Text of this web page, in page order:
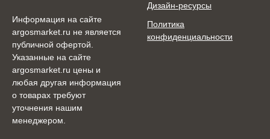
Информация на сайте
argosmarket.ru не является
публичной офертой.
Указанные на сайте
argosmarket.ru цены и
любая другая информация
о товарах требуют
уточнения нашим
менеджером.
Дизайн-ресурсы
Политика
конфиденциальности